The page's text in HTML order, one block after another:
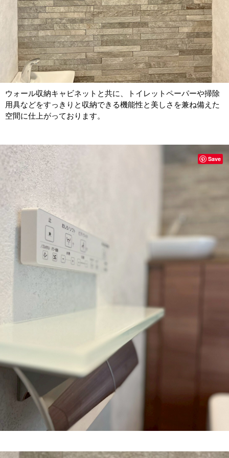
ウォール収納キャビネットと共に、トイレットペーパーや掃除
用具などをすっきりと収納できる機能性と美しさを兼ね備えた
空間に仕上がっております。
Save